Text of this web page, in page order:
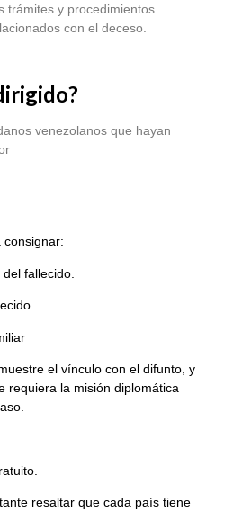
trámites y procedimientos
con el deceso.
venezolanos que hayan
consignar:
fallecido.
el vínculo con el difunto, y
requiera la misión diplomática
resaltar que cada país tiene